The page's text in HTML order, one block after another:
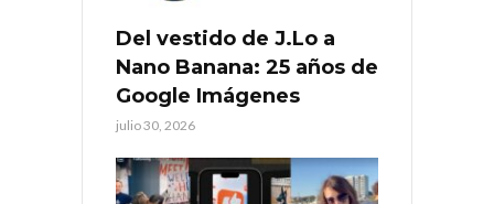
Del vestido de J.Lo a
Nano Banana: 25 años de
Google Imágenes
julio 30, 2026